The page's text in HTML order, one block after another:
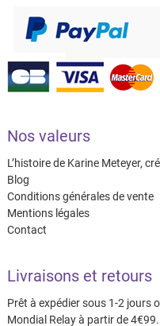
Nos valeurs
L’histoire de Karine Meteyer,
Blog
Conditions générales de vente
Mentions légales
Contact
Livraisons et retours
Prêt à expédier sous 1-2 jours
Mondial Relay à partir de